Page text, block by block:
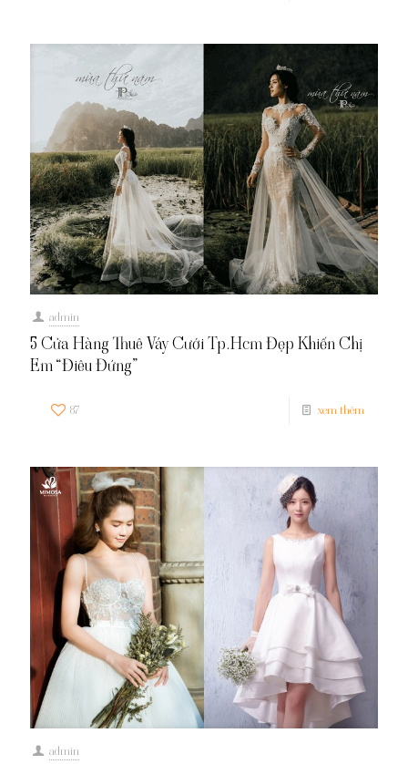
admin
5 Cửa Hàng Thuê Váy Cưới Tp.Hcm Đẹp Khiến Chị
Em “Điêu Đứng”
87 xem thêm
admin